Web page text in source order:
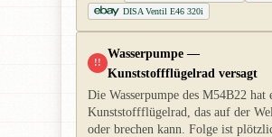
DISA Ventil E46 320i
!!
Wasserpumpe —
Kunststoffflügelrad versagt
Die Wasserpumpe des M54B22 hat
Kunststoffflügelrad, das auf der
oder brechen kann. Folge ist